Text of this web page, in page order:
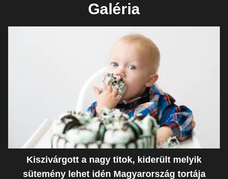
Galéria
Kiszivárgott a nagy titok, kiderült melyik
sütemény lehet idén Magyarország tortája